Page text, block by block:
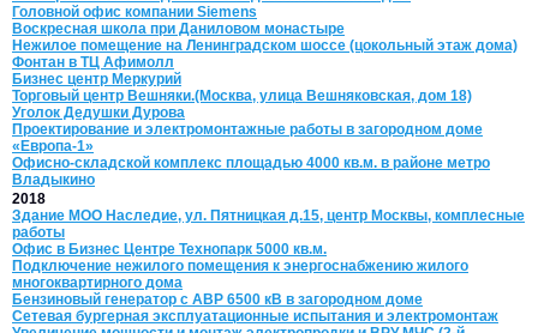
Головной офис компании Siemens
Воскресная школа при Даниловом монастыре
Нежилое помещение на Ленинградском шоссе (цокольный этаж дома)
Фонтан в ТЦ Афимолл
Бизнес центр Меркурий
Торговый центр Вешняки.(Москва, улица Вешняковская, дом 18)
Уголок Дедушки Дурова
Проектирование и электромонтажные работы в загородном доме
«Европа-1»
Офисно-складской комплекс площадью 4000 кв.м. в районе метро
Владыкино
2018
Здание МОО Наследие, ул. Пятницкая д.15, центр Москвы, комплесные
работы
Офис в Бизнес Центре Технопарк 5000 кв.м.
Подключение нежилого помещения к энергоснабжению жилого
многоквартирного дома
Бензиновый генератор с АВР 6500 кВ в загородном доме
Сетевая бургерная эксплуатационные испытания и электромонтаж